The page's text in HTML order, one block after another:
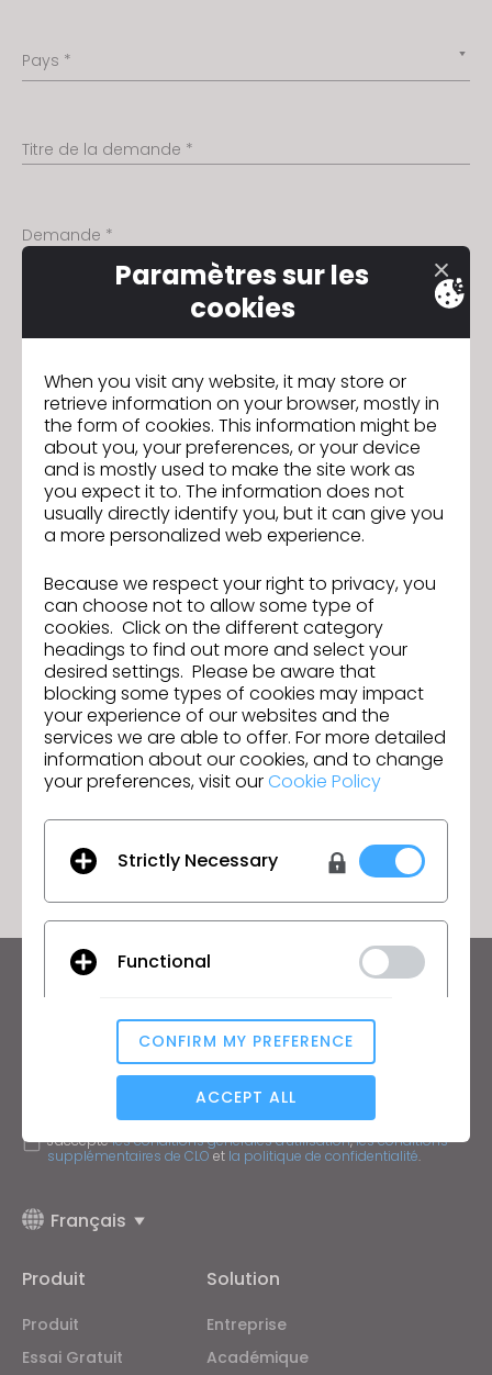
Pays *
Titre de la demande *
Demande *
Pièces jointes
Faites glisser et déposez la preuve d'inscription ici ou
Parcourir le fichier
Pour nous aider à résoudre votre problème plus
rapidement, veuillez nous communiquer les
spécifications de votre ordinateur (Mac, Windows) et
tout fichier pertinent. Vous pouvez charger jusqu'à 5
fichiers, d'une taille maximale de 50 Mo chacun.
Restez informé des actualités de CLO
Découvrez les nouveautés, les promotions, les
ressources et bien plus encore.
J'accepteles conditions générales d'utilisation,les conditions
supplémentaires de CLO et la politique de confidentialité.
Français
Produit
Produit
Essai Gratuit
Solution
Entreprise
Académique
Paramètres sur les
cookies
When you visit any website, it may store or
retrieve information on your browser, mostly in
the form of cookies. This information might be
about you, your preferences, or your device
and is mostly used to make the site work as
you expect it to. The information does not
usually directly identify you, but it can give you
a more personalized web experience.
Because we respect your right to privacy, you
can choose not to allow some type of
cookies. Click on the different category
headings to find out more and select your
desired settings. Please be aware that
blocking some types of cookies may impact
your experience of our websites and the
services we are able to offer. For more detailed
information about our cookies, and to change
your preferences, visit ourCookie Policy
Strictly Necessary
Functional
Analytical / Performance
Targeting
If you reject all, some features might not function
CONFIRM MY PREFERENCE
ACCEPT ALL